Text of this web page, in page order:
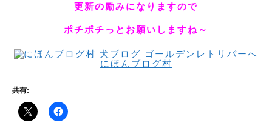
更新の励みになりますので
ポチポチっとお願いしますね～
にほんブログ村
共有: